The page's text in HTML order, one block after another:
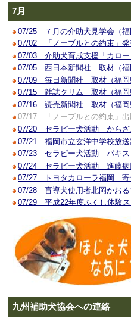
7月
07/25 ７月の介助犬見学会（福
07/02 「ノーブルとの約束」発
07/03 介助犬育成支援「カロ
07/05 西日本新聞社 取材（福
07/09 毎日新聞社 取材（福岡
07/15 雑誌クリム 取材（福岡
07/16 読売新聞社 取材（福岡
07/17 「ノーブルとの約束」出
07/20 セラピー犬活動 からざ
07/21 福岡市立玄洋中学校放送
07/23 セラピー犬活動 パキス
07/24 セラピー犬活動 進藤
07/27 トヨタカローラ福岡 寄
07/28 盲導犬使用者北岡かおる
07/29 平成22年度ふくし体験ス
九州補助犬協会への連絡